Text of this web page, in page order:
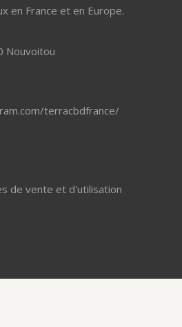
en France et en Europe.
Nouvoitou
terracbdfrance/
de vente et d'utilisation